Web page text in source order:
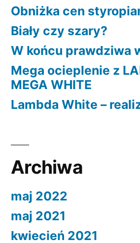
Obniżka cen
Biały czy szary?
W końcu prawdziwa
Mega ocieplenie z
MEGA WHITE
Lambda White –
Archiwa
maj 2022
maj 2021
kwiecień 2021